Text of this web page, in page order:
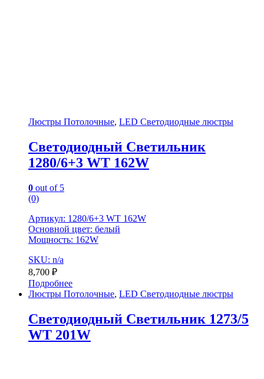
Люстры Потолочные, LED Светодиодные люстры
Светодиодный Светильник
1280/6+3 WT 162W
0 out of 5
(0)
Артикул: 1280/6+3 WT 162W
Основной цвет: белый
Мощность: 162W
SKU: n/a
8,700 ₽
Подробнее
Люстры Потолочные, LED Светодиодные люстры
Светодиодный Светильник 1273/5
WT 201W